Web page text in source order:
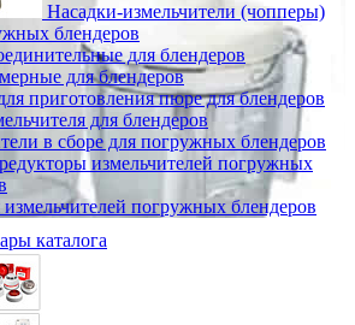
Насадки-измельчители (чопперы)
блендеров
для блендеров
для блендеров
приготовления пюре для блендеров
для блендеров
в сборе для погружных блендеров
измельчителей погружных
погружных блендеров
каталога